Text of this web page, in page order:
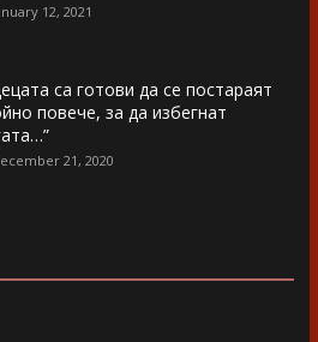
12, 2021
са готови да се постараят
повече, за да избегнат
21, 2020